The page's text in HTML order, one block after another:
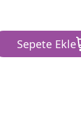
Sepete Ekle